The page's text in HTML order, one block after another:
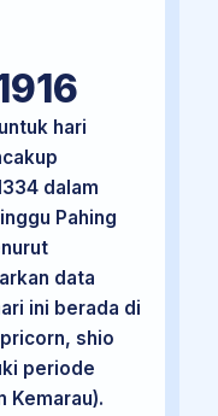
hari
dalam
Pahing
data
ini berada di
shio
periode
Kemarau).